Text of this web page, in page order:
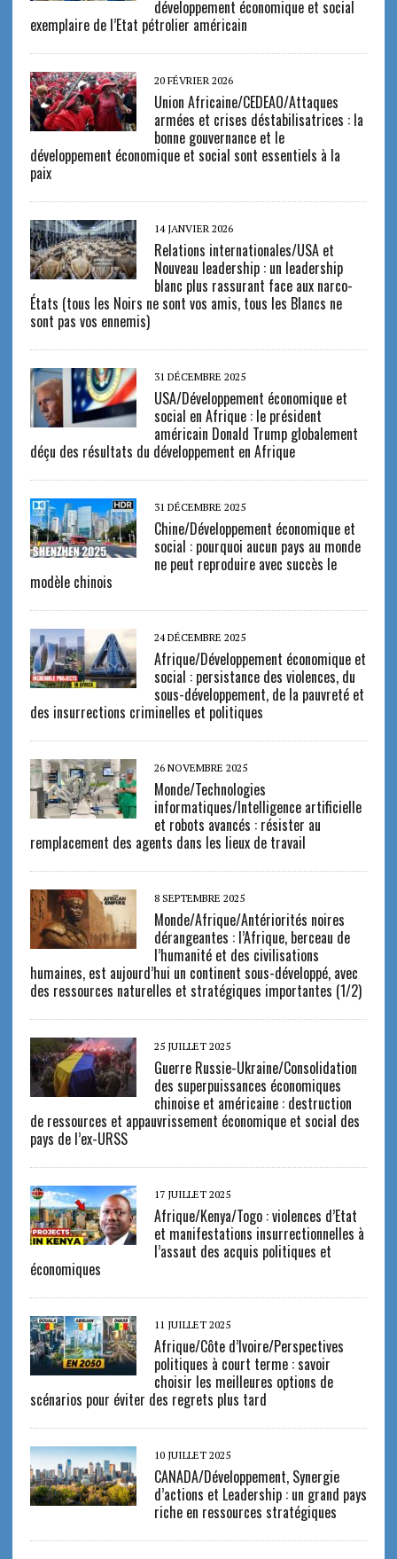
développement économique et social
exemplaire de l’Etat pétrolier américain
20 FÉVRIER 2026
Union Africaine/CEDEAO/Attaques
armées et crises déstabilisatrices : la
bonne gouvernance et le
développement économique et social sont essentiels à la
paix
14 JANVIER 2026
Relations internationales/USA et
Nouveau leadership : un leadership
blanc plus rassurant face aux narco-
États (tous les Noirs ne sont vos amis, tous les Blancs ne
sont pas vos ennemis)
31 DÉCEMBRE 2025
USA/Développement économique et
social en Afrique : le président
américain Donald Trump globalement
déçu des résultats du développement en Afrique
31 DÉCEMBRE 2025
Chine/Développement économique et
social : pourquoi aucun pays au monde
ne peut reproduire avec succès le
modèle chinois
24 DÉCEMBRE 2025
Afrique/Développement économique et
social : persistance des violences, du
sous-développement, de la pauvreté et
des insurrections criminelles et politiques
26 NOVEMBRE 2025
Monde/Technologies
informatiques/Intelligence artificielle
et robots avancés : résister au
remplacement des agents dans les lieux de travail
8 SEPTEMBRE 2025
Monde/Afrique/Antériorités noires
dérangeantes : l’Afrique, berceau de
l’humanité et des civilisations
humaines, est aujourd’hui un continent sous-développé, avec
des ressources naturelles et stratégiques importantes (1/2)
25 JUILLET 2025
Guerre Russie-Ukraine/Consolidation
des superpuissances économiques
chinoise et américaine : destruction
de ressources et appauvrissement économique et social des
pays de l’ex-URSS
17 JUILLET 2025
Afrique/Kenya/Togo : violences d’Etat
et manifestations insurrectionnelles à
l’assaut des acquis politiques et
économiques
11 JUILLET 2025
Afrique/Côte d’Ivoire/Perspectives
politiques à court terme : savoir
choisir les meilleures options de
scénarios pour éviter des regrets plus tard
10 JUILLET 2025
CANADA/Développement, Synergie
d’actions et Leadership : un grand pays
riche en ressources stratégiques